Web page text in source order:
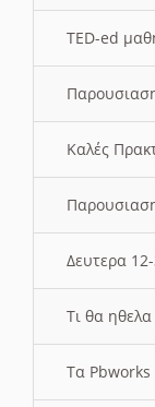
TED-ed
Καλές
Δευτερα
Τι θα
Τα Pbworks